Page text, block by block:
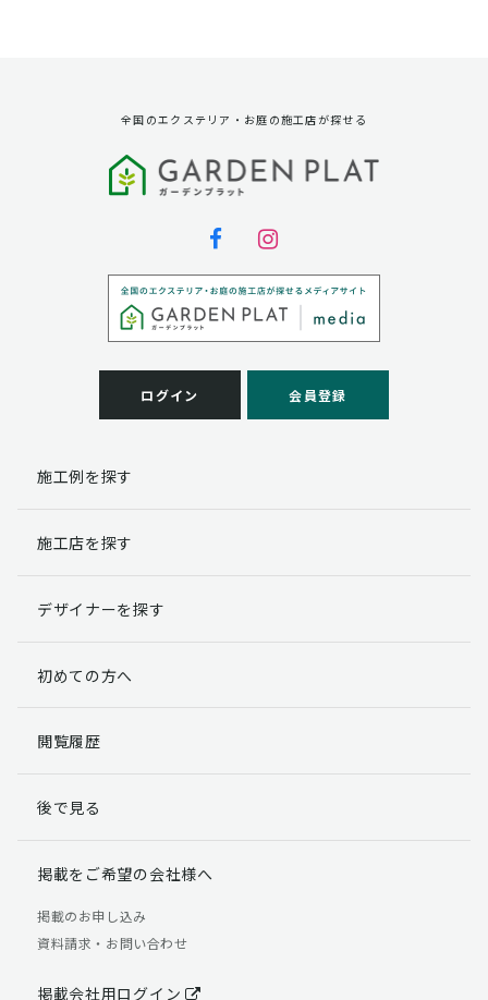
第三者への提供
弊社は法律で定められている場合を除いて、お客様の個
個人情報の取扱い業務の委託
弊社は事業運営上、お客様により良いサービスを提供す
るために業務の一部を外部に委託しており、業務委託先
客様には、貴殿の個人情報の利用目的の通知、開示、訂
理・機密保持などによりお客様の個人情報の漏洩防止に
個人情報提出の任意性
す。
らかじめご了承ください。
個人情報の開示請求について
る権利があります。
「個人情報の取り扱いについて」
【お問合せ先】 個人情報問合せ窓口
TEL：03-5411-7891（平日9:00 ～ 18:00）
全国のエクステリア・お庭の施工店が探せる
ログイン 会員登録
施工例を探す
施工店を探す
デザイナーを探す
初めての方へ
閲覧履歴
後で見る
掲載をご希望の会社様へ
掲載のお申し込み
資料請求・お問い合わせ
掲載会社用ログイン